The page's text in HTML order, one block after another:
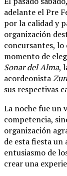
adelante el Pre
por la calidad y
organización
concursantes,
momento de
Sonar del Alma,
acordeonista
sus respectivas
La noche fue un
competencia,
organización
de esta fiesta un
entusiasmo de
crear una